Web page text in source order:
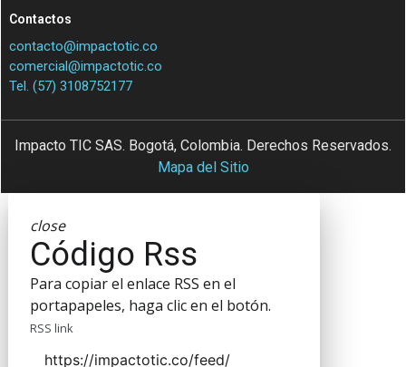
Contactos
contacto@impactotic.co
comercial@impactotic.co
Tel. (57) 3108752177
Impacto TIC SAS. Bogotá, Colombia. Derechos Reservados.
Mapa del Sitio
close
Código Rss
Para copiar el enlace RSS en el
portapapeles, haga clic en el botón.
RSS link